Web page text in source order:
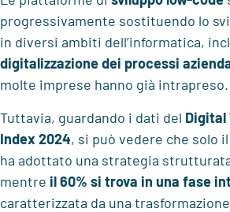
progressivamente sostituendo lo
in diversi ambiti dell’informatica,
digitalizzazione dei processi
molte imprese hanno già intrapreso.
Tuttavia, guardando i dati del Digital
Index 2024, si può vedere che solo
ha adottato una strategia
mentre il 60% si trova in una fase
caratterizzata da una